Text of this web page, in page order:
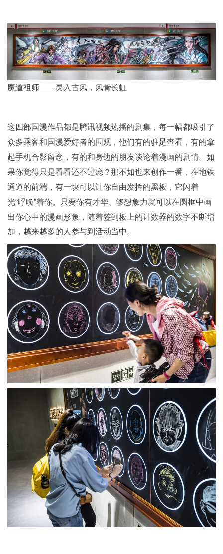
魔道祖师——灵入古风，风骨长虹
这四部国漫作品都是腾讯视频热播的剧集，每一幅都吸引了
众多乘客和国漫爱好者的围观，他们有的驻足查看，有的拿
起手机合影留念，有的和身边的朋友谈论着漫画的剧情。如
果你觉得只是看看还不过瘾？那不如也来创作一番，在地铁
通道的前端，有一块可以让你自由发挥的黑板，它闪着
光“呼唤”着你。只要你有才华、够想象力就可以在圆框中画
出你心中的漫画形象，随着签到板上的计数器的数字不断增
加，越来越多的人参与到活动当中。